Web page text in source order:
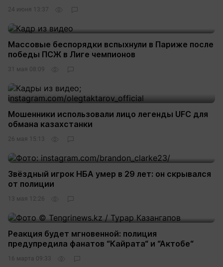
24 июня 13:37
Массовые беспорядки вспыхнули в Париже после
победы ПСЖ в Лиге чемпионов
31 мая 08:09
Мошенники использовали лицо легенды UFC для
обмана казахстанки
26 мая 15:13
Звёздный игрок НБА умер в 29 лет: он скрывался
от полиции
13 мая 12:26
Реакция будет мгновенной: полиция
предупредила фанатов “Кайрата“ и “Актобе“
16 марта 09:33